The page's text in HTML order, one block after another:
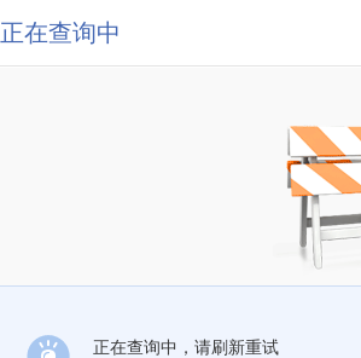
正在查询中
正在查询中，请刷新重试